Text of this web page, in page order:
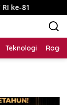
Teknologi